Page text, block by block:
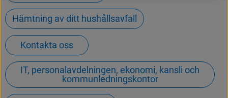
Hämtning av ditt hushållsavfall
Kontakta oss
IT, personalavdelningen, ekonomi, kansli och
kommunledningskontor